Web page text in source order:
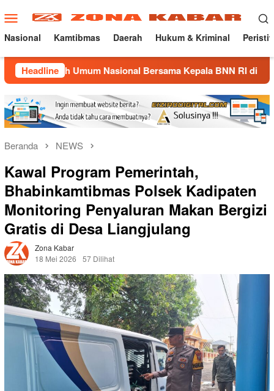
ke
konten
Menu
Mobile
Nasional Kamtibmas Daerah Hukum & Kriminal
Headline
Umum Nasional Bersama Kepala BNN RI di UNMA
Beranda NEWS
Kawal Program Pemerintah,
Bhabinkamtibmas Polsek Kadipaten
Monitoring Penyaluran Makan Bergizi
Gratis di Desa Liangjulang
Zona Kabar
18 Mei 2026
57 Dilihat